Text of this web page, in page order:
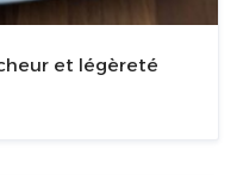
et légèreté